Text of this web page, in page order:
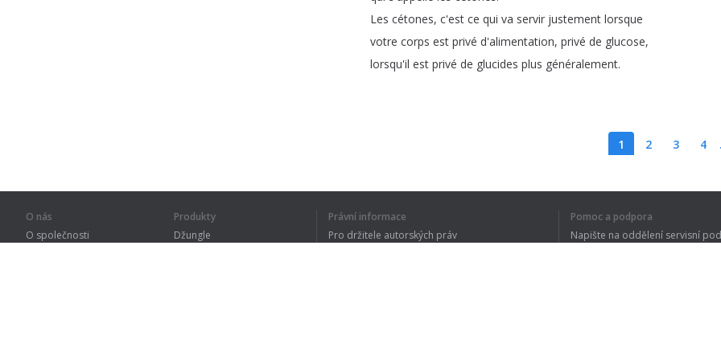
Les cétones, c'est ce qui va servir justement lorsque
votre corps est privé d'alimentation, privé de glucose,
lorsqu'il est privé de glucides plus généralement.
1 2 3 4
CELÝ TEXT
O nás
O společnosti
Produkty
Džungle
Právní informace
Pro držitele autorských práv
Pomoc a podpora
Napište na oddělení servisní